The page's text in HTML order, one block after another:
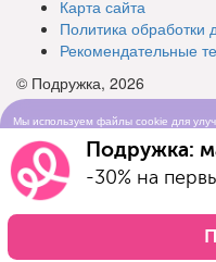
Карта сайта
Политика обработки
Рекомендательные
© Подружка, 2026
Мы используем файлы cookie для
использования cookie-файлов
Подружка:
-30% на